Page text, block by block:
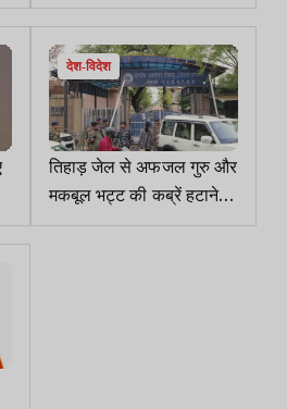
देश-विदेश
तिहाड़ जेल से अफजल गुरु और
मकबूल भट्ट की कब्रें हटाने
की मांग वाली याचिका दिल्ली